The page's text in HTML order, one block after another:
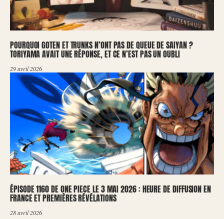
POURQUOI GOTEN ET TRUNKS N’ONT PAS DE QUEUE DE SAIYAN ?
TORIYAMA AVAIT UNE RÉPONSE, ET CE N’EST PAS UN OUBLI
29 avril 2026
ÉPISODE 1160 DE ONE PIECE LE 3 MAI 2026 : HEURE DE DIFFUSION EN
FRANCE ET PREMIÈRES RÉVÉLATIONS
28 avril 2026